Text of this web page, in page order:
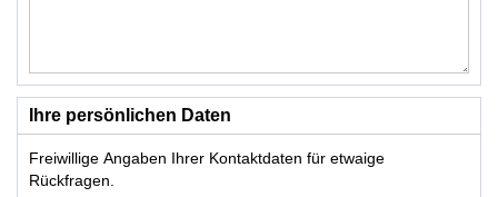
Ihre persönlichen Daten
Freiwillige Angaben Ihrer Kontaktdaten für etwaige
Rückfragen.